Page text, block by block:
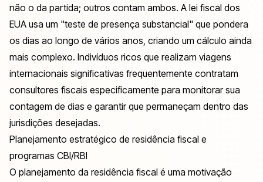
não o da partida; outros contam ambos. A lei fiscal dos
EUA usa um "teste de presença substancial" que pondera
os dias ao longo de vários anos, criando um cálculo ainda
mais complexo. Indivíduos ricos que realizam viagens
internacionais significativas frequentemente contratam
consultores fiscais especificamente para monitorar sua
contagem de dias e garantir que permaneçam dentro das
jurisdições desejadas.
Planejamento estratégico de residência fiscal e
programas CBI/RBI
O planejamento da residência fiscal é uma motivação